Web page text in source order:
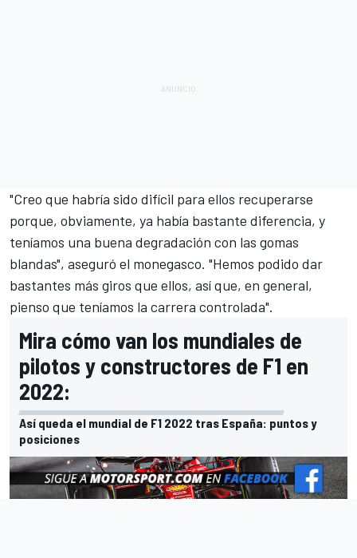
"Creo que habría sido difícil para ellos recuperarse
porque, obviamente, ya había bastante diferencia, y
teníamos una buena degradación con las gomas
blandas", aseguró el monegasco. "Hemos podido dar
bastantes más giros que ellos, así que, en general,
pienso que teníamos la carrera controlada".
Mira cómo van los mundiales de
pilotos y constructores de F1 en
2022:
Así queda el mundial de F1 2022 tras España: puntos y
posiciones